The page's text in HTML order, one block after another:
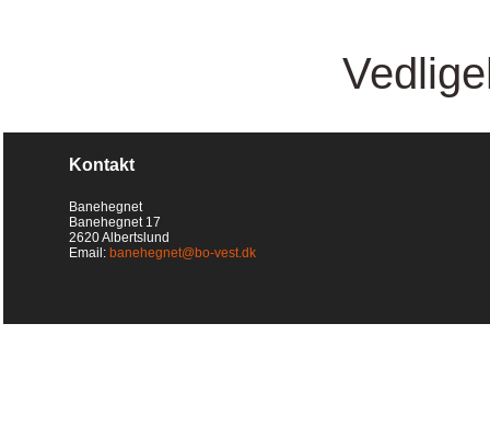
Kontakt
Banehegnet
Banehegnet 17
2620 Albertslund
Email: banehegnet@bo-vest.dk